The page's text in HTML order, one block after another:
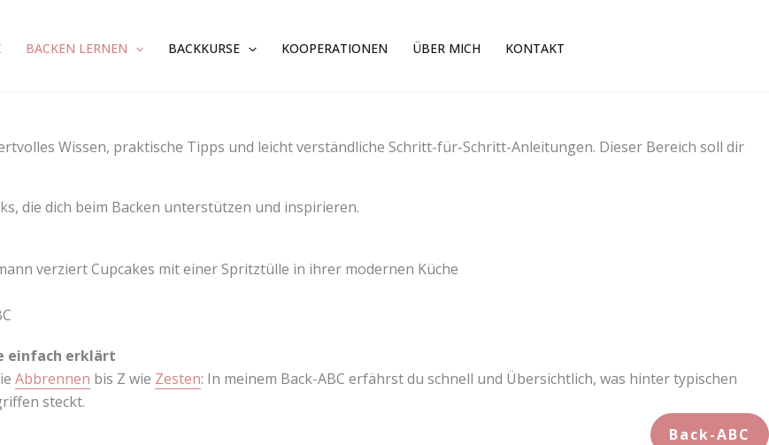
BACKEN LERNEN BACKKURSE KOOPERATIONEN ÜBER MICH KONTAKT
Wissen, praktische Tipps und leicht verständliche Schritt-für-Schritt-Anleitungen. Dieser Bereich soll dir
die dich beim Backen unterstützen und inspirieren.
einfach erklärt
Abbrennen bis Z wie Zesten: In meinem Back-ABC erfährst du schnell und Übersichtlich, was hinter typischen
steckt.
Back-ABC